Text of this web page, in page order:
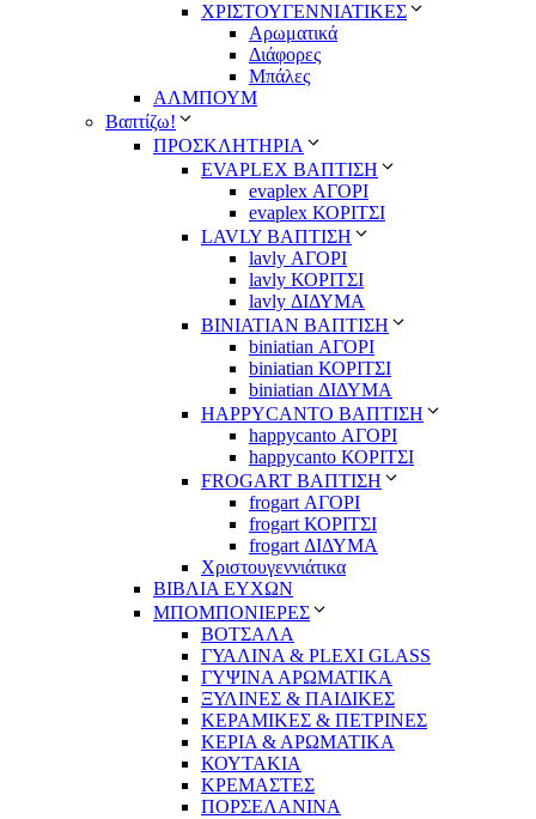
ΧΡΙΣΤΟΥΓΕΝΝΙΑΤΙΚΕΣ
Αρωματικά
Διάφορες
Μπάλες
ΑΛΜΠΟΥΜ
Βαπτίζω!
ΠΡΟΣΚΛΗΤΗΡΙΑ
EVAPLEX ΒΑΠΤΙΣΗ
evaplex ΑΓΟΡΙ
evaplex ΚΟΡΙΤΣΙ
LAVLY ΒΑΠΤΙΣΗ
lavly ΑΓΟΡΙ
lavly ΚΟΡΙΤΣΙ
lavly ΔΙΔΥΜΑ
ΒΙΝΙΑΤΙΑΝ ΒΑΠΤΙΣΗ
biniatian ΑΓΟΡΙ
biniatian ΚΟΡΙΤΣΙ
biniatian ΔΙΔΥΜΑ
HAPPYCANTO ΒΑΠΤΙΣΗ
happycanto ΑΓΟΡΙ
happycanto ΚΟΡΙΤΣΙ
FROGART ΒΑΠΤΙΣΗ
frogart ΑΓΟΡΙ
frogart ΚΟΡΙΤΣΙ
frogart ΔΙΔΥΜΑ
Χριστουγεννιάτικα
ΒΙΒΛΙΑ ΕΥΧΩΝ
ΜΠΟΜΠΟΝΙΕΡΕΣ
ΒΟΤΣΑΛΑ
ΓΥΑΛΙΝΑ & PLEXI GLASS
ΓΥΨΙΝΑ ΑΡΩΜΑΤΙΚΑ
ΞΥΛΙΝΕΣ & ΠΑΙΔΙΚΕΣ
ΚΕΡΑΜΙΚΕΣ & ΠΕΤΡΙΝΕΣ
ΚΕΡΙΑ & ΑΡΩΜΑΤΙΚΑ
ΚΟΥΤΑΚΙΑ
ΚΡΕΜΑΣΤΕΣ
ΠΟΡΣΕΛΑΝΙΝΑ